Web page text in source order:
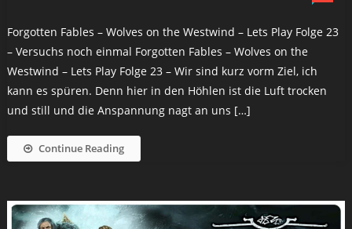
Forgotten Fables – Wolves on the Westwind – Lets Play Folge 23
– Versuchs noch einmal Forgotten Fables – Wolves on the
Westwind – Lets Play Folge 23 – Wir sind kurz vorm Ziel, ich
kann es spüren. Denn hier in den Höhlen ist die Luft trocken
und still und die Anspannung nagt an uns […]
Continue Reading